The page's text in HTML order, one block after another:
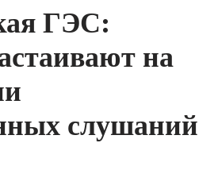
ГЭС:
на
слушаний